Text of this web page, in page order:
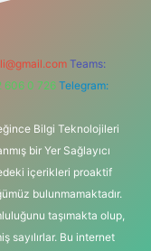
Teams:
606 0 726 Telegram:
Bilgi Teknolojileri
bir Yer Sağlayıcı
içerikleri proaktif
bulunmamaktadır.
taşımakta olup,
sayılırlar. Bu internet